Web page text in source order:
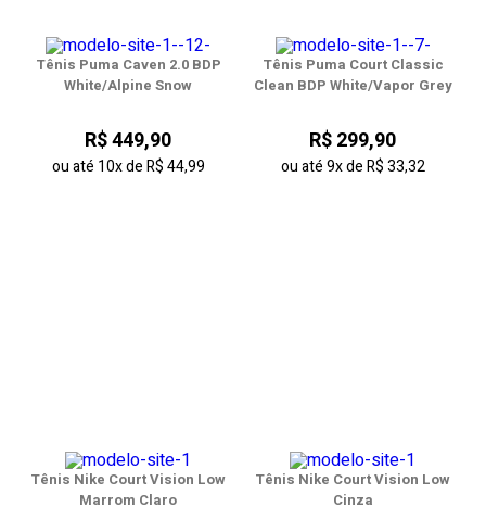
Tênis Puma Caven 2.0 BDP
White/Alpine Snow
R$ 449,90
ou até 10xdeR$ 44,99
Tênis Puma Court Classic
Clean BDP White/Vapor Grey
R$ 299,90
ou até9xdeR$ 33,32
Tênis Nike Court Vision Low
Marrom Claro
Tênis Nike Court Vision Low
Cinza